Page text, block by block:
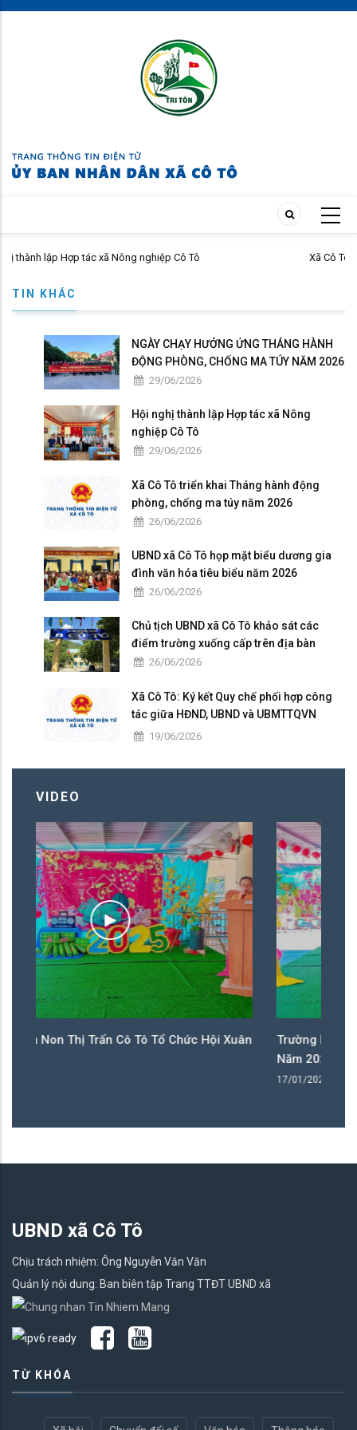
Skip
Nông nghiệp Cô Tô Xã Cô Tô triển khai Tháng
TIN KHÁC
NGÀY CHẠY HƯỞNG ỨNG THÁNG HÀNH
ĐỘNG PHÒNG, CHỐNG MA TÚY NĂM 2026
29/06/2026
Hội nghị thành lập Hợp tác xã Nông
nghiệp Cô Tô
29/06/2026
Xã Cô Tô triển khai Tháng hành động
phòng, chống ma túy năm 2026
26/06/2026
UBND xã Cô Tô họp mặt biểu dương gia
đình văn hóa tiêu biểu năm 2026
26/06/2026
Chủ tịch UBND xã Cô Tô khảo sát các
điểm trường xuống cấp trên địa bàn
26/06/2026
Xã Cô Tô: Ký kết Quy chế phối hợp công
tác giữa HĐND, UBND và UBMTTQVN
nhiệm kỳ 2026 – 2031
19/06/2026
VIDEO
Tô Tổ Chức Hội Xuân
Trường Mầm Non Thị Trấn Cô Tô Tổ
UBND xã Cô Tô
Chịu trách nhiệm: Ông Nguyễn Văn Văn
Quản lý nội dung: Ban biên tập Trang TTĐT UBND xã
TỪ KHÓA